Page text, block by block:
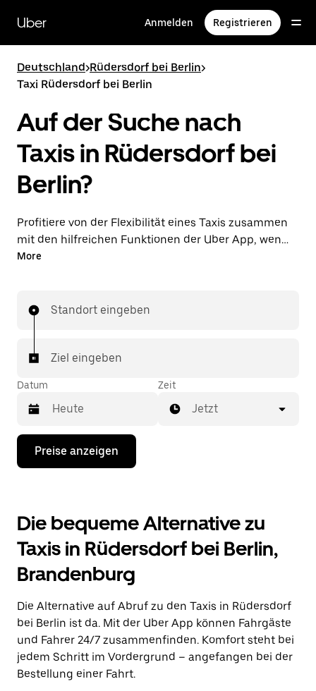
zum
Hauptinhalt
Uber Anmelden Registrieren
Deutschland>Rüdersdorf bei Berlin>
Taxi Rüdersdorf bei Berlin
Auf der Suche nach
Taxis in Rüdersdorf bei
Berlin?
Profitiere von der Flexibilität eines Taxis zusammen
mit den hilfreichen Funktionen der Uber App, wenn
du Fahrten über die Uber App in Rüdersdorf bei
bestellen und dir günstige Vorab-Fixpreise für jede
More
Standort eingeben
Ziel eingeben
Datum
Drücke
Nach-
mit
dem
Kalender
zu
interagieren
und
Datum
auszuwählen.
Drücke
die
Escape-
Taste,
Zeit
Jetzt
Preise anzeigen
Die bequeme Alternative zu
Taxis in Rüdersdorf bei Berlin,
Brandenburg
Die Alternative auf Abruf zu den Taxis in Rüdersdorf
bei Berlin ist da. Mit der Uber App können Fahrgäste
und Fahrer 24/7 zusammenfinden. Komfort steht bei
jedem Schritt im Vordergrund – angefangen bei der
Bestellung einer Fahrt.